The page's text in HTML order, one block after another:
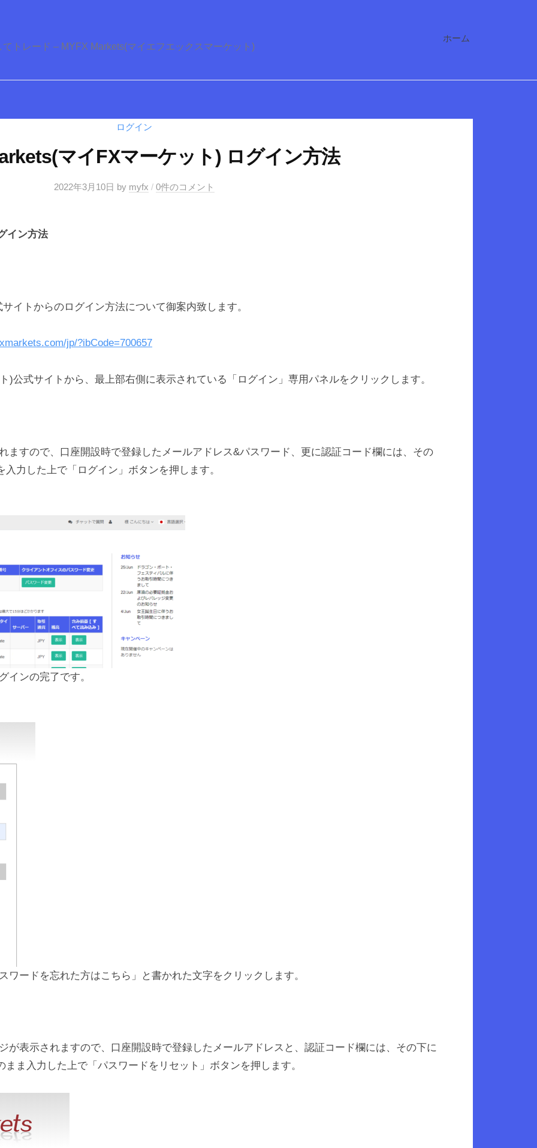
トレード – MYFX Markets(マイエフエックスマーケット)
ホーム
ログイン
マイFXマーケット) ログイン方法
2022年3月10日 by myfx / 0件のコメント
イン方法
イトからのログイン方法について御案内致します。
jp/?ibCode=700657
)公式サイトから、最上部右側に表示されている「ログイン」専用パネルをクリックします。
ますので、口座開設時で登録したメールアドレス&パスワード、更に認証コード欄には、その
力した上で「ログイン」ボタンを押します。
インの完了です。
ワードを忘れた方はこちら」と書かれた文字をクリックします。
が表示されますので、口座開設時で登録したメールアドレスと、認証コード欄には、その下に
ま入力した上で「パスワードをリセット」ボタンを押します。